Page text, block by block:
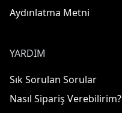
Aydınlatma Metni
YARDIM
Sık Sorulan Sorular
Nasıl Sipariş Verebilirim?